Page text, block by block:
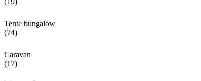
(19)
Tente bungalow
(74)
Caravan
(17)